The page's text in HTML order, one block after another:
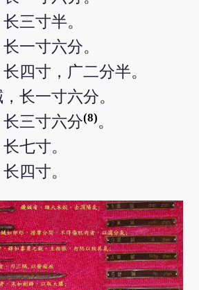
三寸半。
一寸六分。
四寸，广二分半。
长一寸六分。
三寸六分(8)。
七寸。
四寸。